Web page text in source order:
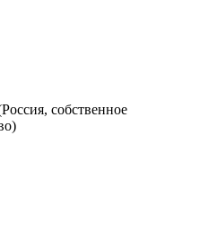
собственное